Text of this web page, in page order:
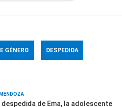
GÉNERO DESPEDIDA
despedida de Ema, la adolescente